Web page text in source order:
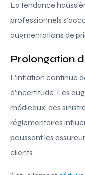
La tendance
professionnels
augmentations de
Prolongation
L’inflation continue
d’incertitude. Les
médicaux, des
réglementaires
poussant les
clients.